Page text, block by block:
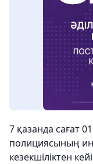
7 қазанда сағат
полициясының
кезекшіліктен